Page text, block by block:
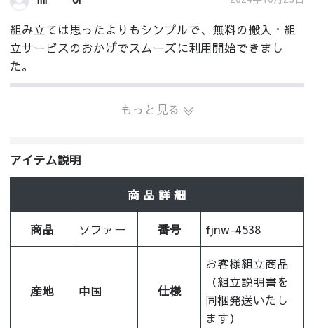
組み立ては思ったよりもシンプルで、無料の搬入・組
立サービスのおかげでスムーズに利用開始できまし
た。
もっと見る
アイテム説明
商 品 詳 細
商品 ソファー 番号 fjnw-4538
産地 中国 仕様
お客様組立商品
（組立説明書を
同梱発送いたし
ます）